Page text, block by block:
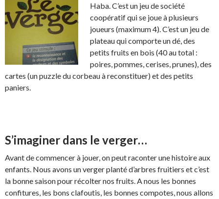
Haba. C’est un jeu de société
coopératif qui se joue à plusieurs
joueurs (maximum 4). C’est un jeu de
plateau qui comporte un dé, des
petits fruits en bois (40 au total :
poires, pommes, cerises, prunes), des
cartes (un puzzle du corbeau à reconstituer) et des petits
paniers.
S’imaginer dans le verger…
Avant de commencer à jouer, on peut raconter une histoire aux
enfants. Nous avons un verger planté d’arbres fruitiers et c’est
la bonne saison pour récolter nos fruits. A nous les bonnes
confitures, les bons clafoutis, les bonnes compotes, nous allons